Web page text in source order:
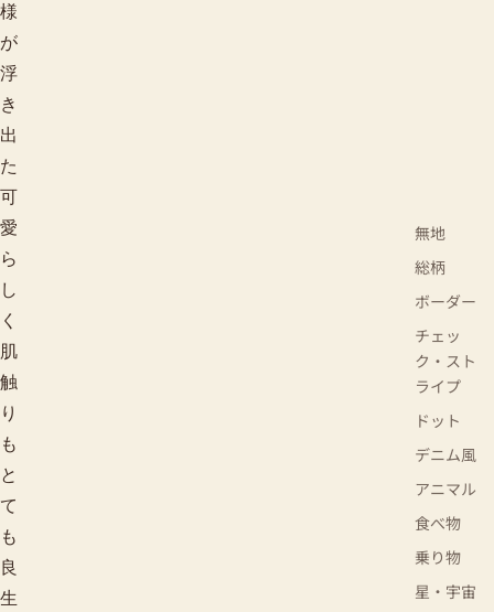
無地
総柄
ボーダー
チェッ
ク・スト
ライプ
ドット
デニム風
アニマル
食べ物
乗り物
星・宇宙
様
が
浮
き
出
た
可
愛
ら
し
く
肌
触
り
も
と
て
も
良
生